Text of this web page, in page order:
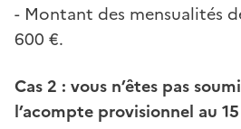
- Montant des mensualités
600 €.
Cas 2 : vous n’êtes pas
l’acompte provisionnel au